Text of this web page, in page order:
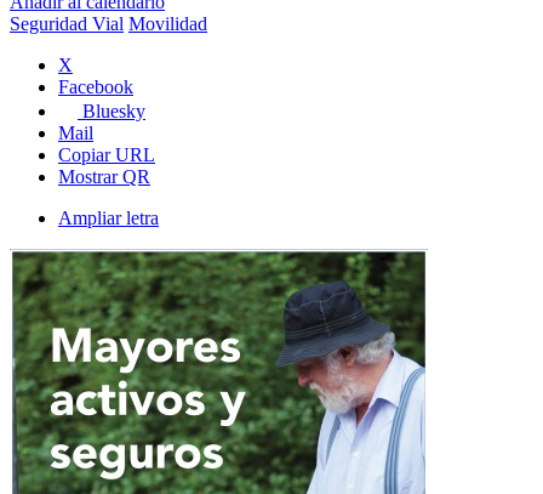
Seguridad Vial Movilidad
X
Facebook
Bluesky
Mail
Copiar URL
Mostrar QR
Ampliar letra